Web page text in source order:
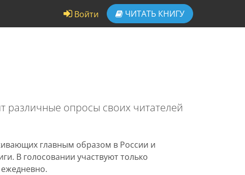
Войти ЧИТАТЬ КНИГУ
опросы своих читателей
главным образом в России и
В голосовании участвуют только